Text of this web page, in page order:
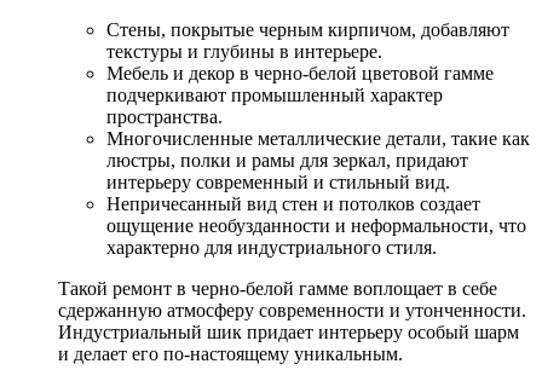
Стены, покрытые черным кирпичом, добавляют
текстуры и глубины в интерьере.
Мебель и декор в черно-белой цветовой гамме
подчеркивают промышленный характер
пространства.
Многочисленные металлические детали, такие как
люстры, полки и рамы для зеркал, придают
интерьеру современный и стильный вид.
Непричесанный вид стен и потолков создает
ощущение необузданности и неформальности, что
характерно для индустриального стиля.
Такой ремонт в черно-белой гамме воплощает в себе
сдержанную атмосферу современности и утонченности.
Индустриальный шик придает интерьеру особый шарм
и делает его по-настоящему уникальным.